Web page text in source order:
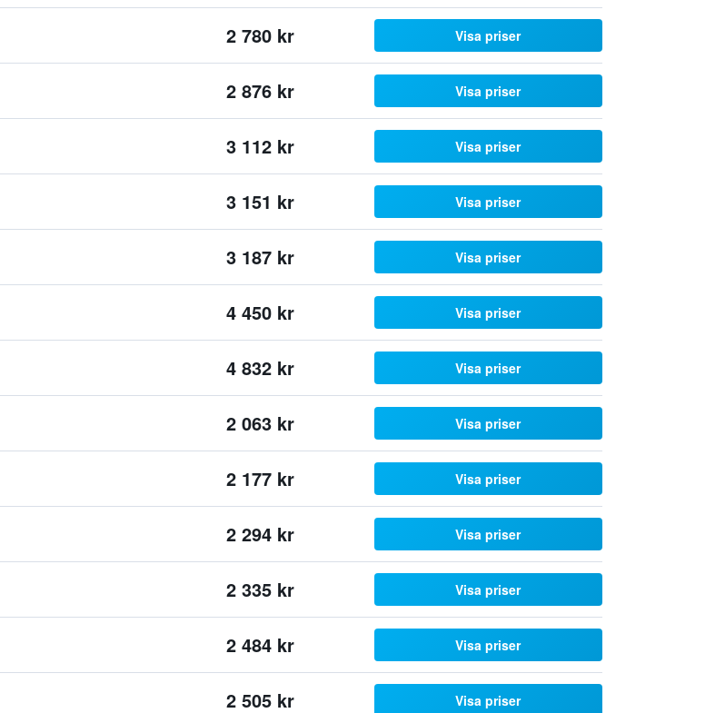
2 780 kr Visa priser
2 876 kr Visa priser
3 112 kr Visa priser
3 151 kr Visa priser
3 187 kr Visa priser
4 450 kr Visa priser
4 832 kr Visa priser
2 063 kr Visa priser
2 177 kr Visa priser
2 294 kr Visa priser
2 335 kr Visa priser
2 484 kr Visa priser
2 505 kr Visa priser